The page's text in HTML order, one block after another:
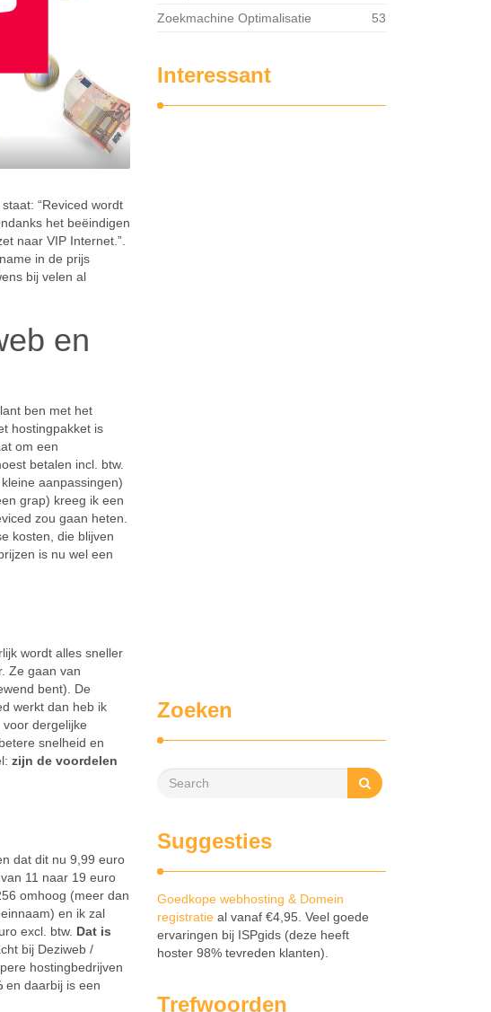
“Reviced wordt
het beëindigen
naar VIP Internet.”.
in de prijs
bij velen al
en
ben met het
hostingpakket is
om een
betalen incl. btw.
aanpassingen)
grap) kreeg ik een
zou gaan heten.
kosten, die blijven
is nu wel een
wordt alles sneller
Ze gaan van
bent). De
werkt dan heb ik
dergelijke
snelheid en
zijn de voordelen
dat dit nu 9,99 euro
11 naar 19 euro
omhoog (meer dan
en ik zal
excl. btw. Dat is
bij Deziweb /
hostingbedrijven
en daarbij is een
Zoekmachine Optimalisatie
53
Interessant
Zoeken
Suggesties
Goedkope webhosting & Domein
registratie al vanaf €4,95. Veel goede
ervaringen bij ISPgids (deze heeft
hoster 98% tevreden klanten).
Trefwoorden